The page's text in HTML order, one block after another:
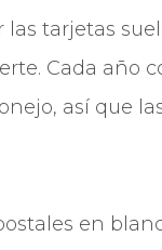
tarjetas
Cada año
así que
en